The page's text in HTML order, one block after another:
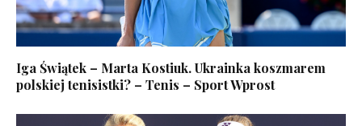
Iga Świątek – Marta Kostiuk. Ukrainka koszmarem
polskiej tenisistki? – Tenis – Sport Wprost